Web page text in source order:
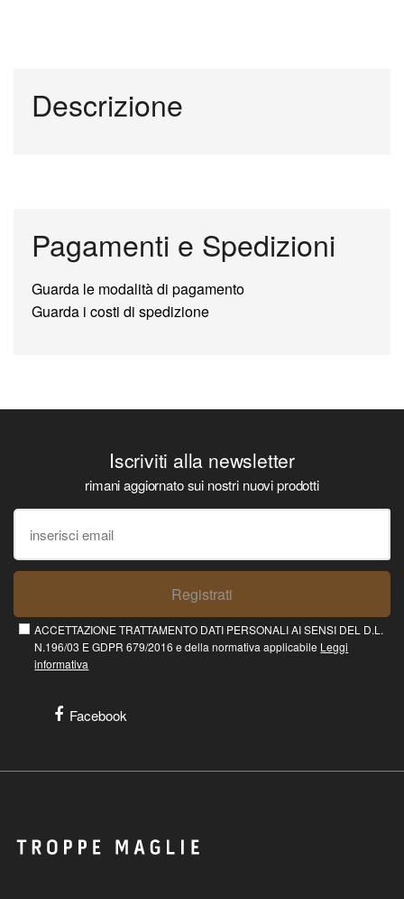
Descrizione
Pagamenti e Spedizioni
Guarda le modalità di pagamento
Guarda i costi di spedizione
Iscriviti alla newsletter
rimani aggiornato sui nostri nuovi prodotti
Registrati
ACCETTAZIONE TRATTAMENTO DATI PERSONALI AI SENSI DEL D.L.
N.196/03 E GDPR 679/2016 e della normativa applicabile Leggi
informativa
Facebook